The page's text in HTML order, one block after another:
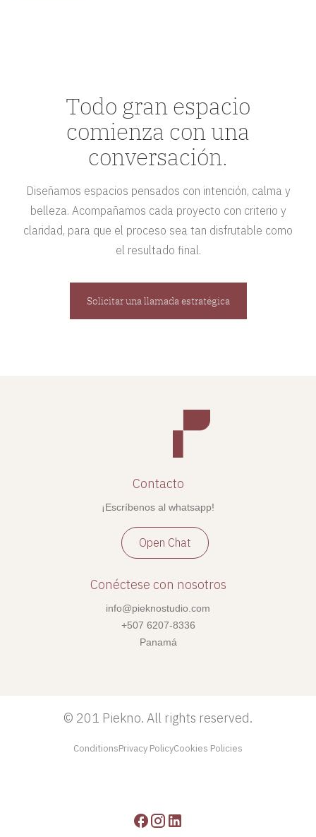
Todo gran espacio
comienza con una
conversación.
Diseñamos espacios pensados con intención, calma y
belleza. Acompañamos cada proyecto con criterio y
claridad, para que el proceso sea tan disfrutable como
el resultado final.
Solicitar una llamada estratégica
Contacto
¡Escríbenos al whatsapp!
Open Chat
Conéctese con nosotros
info@pieknostudio.com
+507 6207-8336
Panamá
© 201 Piekno. All rights reserved.
ConditionsPrivacy PolicyCookies Policies